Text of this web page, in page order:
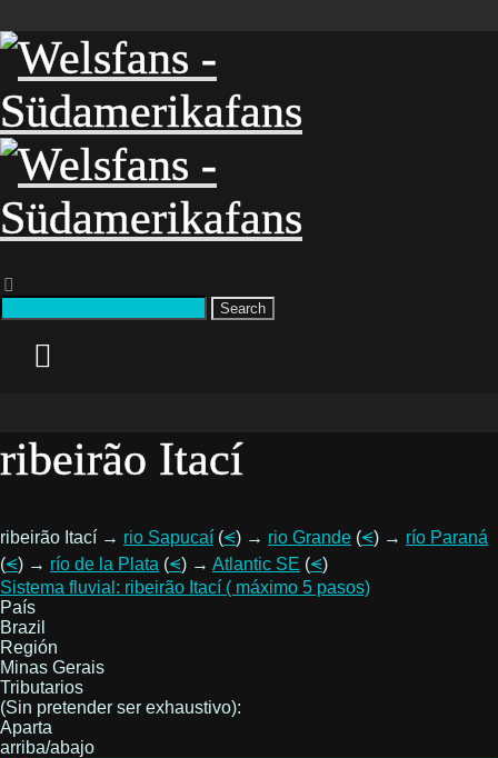
Search
ribeirão Itací
ribeirão Itací → rio Sapucaí (⪪) → rio Grande (⪪) → río Paraná
(⪪) → río de la Plata (⪪) → Atlantic SE (⪪)
Sistema fluvial: ribeirão Itací ( máximo 5 pasos)
País
Brazil
Región
Minas Gerais
Tributarios
(Sin pretender ser exhaustivo):
Aparta
arriba/abajo